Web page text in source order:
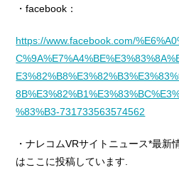
・facebook：
https://www.facebook.com/
%83%B3-731733563574562
・ナレコムVRサイトニュース*最新
はここに投稿しています.